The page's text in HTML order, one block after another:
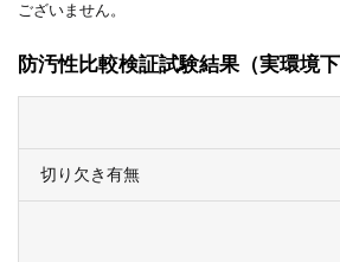
ございません。
防汚性比較検証試験結果（実環境下
切り欠き有無